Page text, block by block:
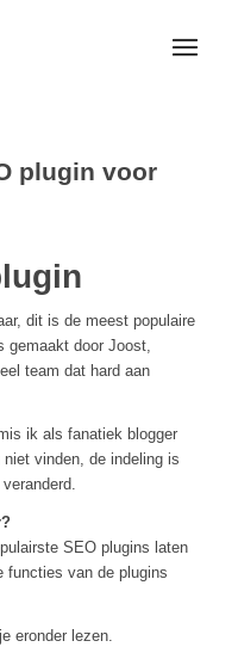
plugin voor
dit is de meest populaire
gemaakt door Joost,
team dat hard aan
ik als fanatiek blogger
vinden, de indeling is
SEO plugins laten
functies van de plugins
eronder lezen.